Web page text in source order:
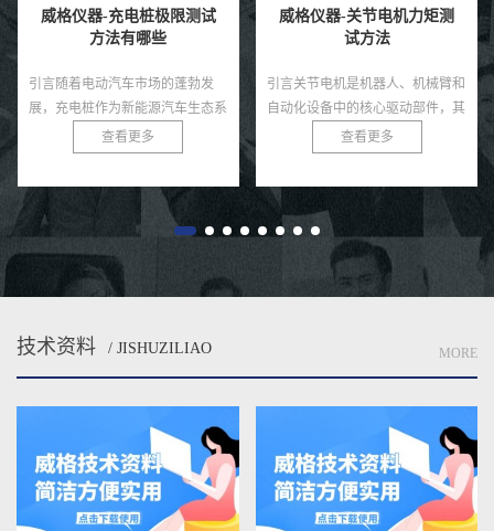
威格仪器-充电桩极限测试
方法有哪些
引言随着电动汽车市场的蓬勃发
展，充电桩作为新能源汽车生态系
统的核心基础设施，其性能和可靠
性直接影响用户体验和电网安全。
查看更多
威格仪器-关节电机力矩测
试方法
引言关节电机是机器人、机械臂和
自动化设备中的核心驱动部件，其
力矩输出直接决定了系统的运动精
度、负载能力和稳定性。无论是工
节...
查看更多
技术资料 / JISHUZILIAO MORE